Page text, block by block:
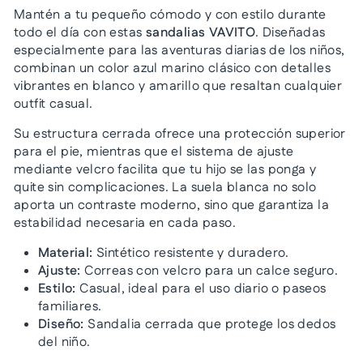
Mantén a tu pequeño cómodo y con estilo durante
todo el día con estas sandalias VAVITO. Diseñadas
especialmente para las aventuras diarias de los niños,
combinan un color azul marino clásico con detalles
vibrantes en blanco y amarillo que resaltan cualquier
outfit casual.
Su estructura cerrada ofrece una protección superior
para el pie, mientras que el sistema de ajuste
mediante velcro facilita que tu hijo se las ponga y
quite sin complicaciones. La suela blanca no solo
aporta un contraste moderno, sino que garantiza la
estabilidad necesaria en cada paso.
Material: Sintético resistente y duradero.
Ajuste: Correas con velcro para un calce seguro.
Estilo: Casual, ideal para el uso diario o paseos
familiares.
Diseño: Sandalia cerrada que protege los dedos
del niño.